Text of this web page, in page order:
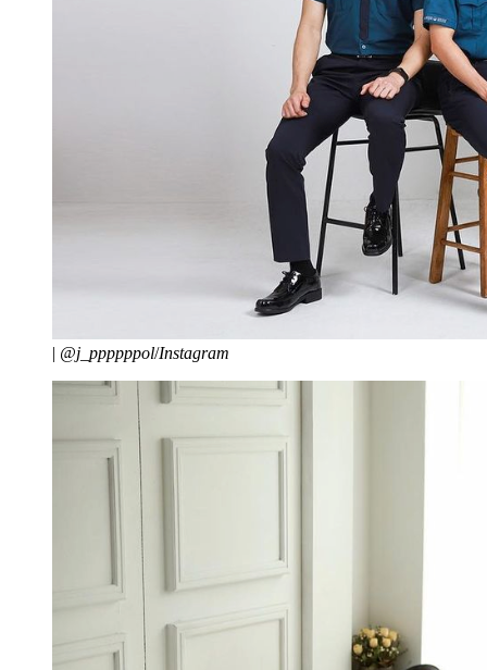
| @j_ppppppol/Instagram